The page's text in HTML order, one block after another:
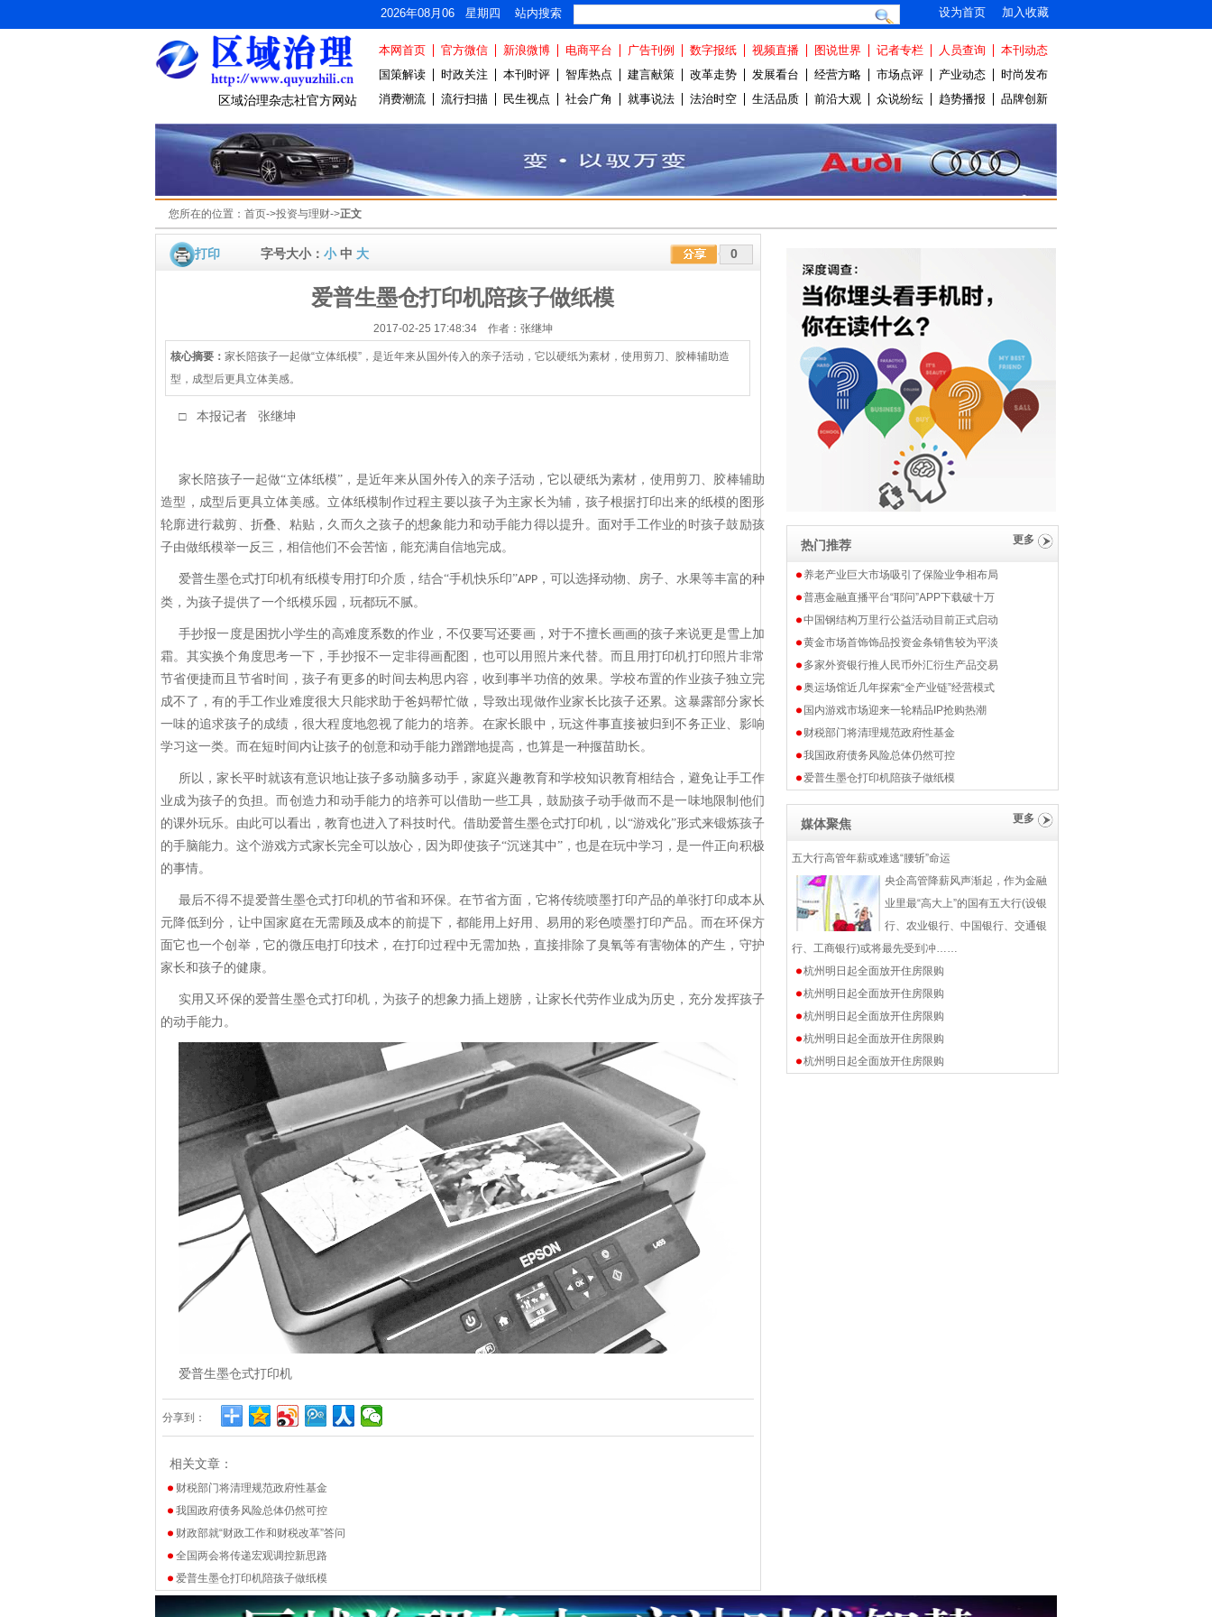
2026年08月06 星期四 站内搜索 加入收藏
设为首页
区域治理杂志社官方网站
本网首页 官方微信 新浪微博 电商平台 广告刊例 数字报纸 视频直播 图说世界 记者专栏 人员查询
本刊动态
国策解读
时政关注 本刊时评 智库热点 建言献策 改革走势 发展看台 经营方略 市场点评 产业动态
时尚发布
消费潮流
流行扫描 民生视点 社会广角 就事说法 法治时空 生活品质 前沿大观 众说纷纭 趋势播报 品牌创新
您所在的位置： 首页->投资与理财->正文
打印 字号大小： 小中 大 0
爱普生墨仓打印机陪孩子做纸模
2017-02-25 17:48:34 作者：张继坤
核心摘要： 家长陪孩子一起做“立体纸模”，是近年来从国外传入的亲子活动，它以硬纸为素材，使用剪刀、胶棒辅助造
型，成型后更具立体美感。
□ 本报记者 张继坤
家长陪孩子一起做“立体纸模”，是近年来从国外传入的亲子活动，它以硬纸为素材，使用剪刀、胶棒辅助
造型，成型后更具立体美感。立体纸模制作过程主要以孩子为主家长为辅，孩子根据打印出来的纸模的图形
轮廓进行裁剪、折叠、粘贴，久而久之孩子的想象能力和动手能力得以提升。面对手工作业的时孩子鼓励孩
子由做纸模举一反三，相信他们不会苦恼，能充满自信地完成。
爱普生墨仓式打印机有纸模专用打印介质，结合“手机快乐印”APP ，可以选择动物、房子、水果等丰富的种
类，为孩子提供了一个纸模乐园，玩都玩不腻。
手抄报一度是困扰小学生的高难度系数的作业，不仅要写还要画，对于不擅长画画的孩子来说更是雪上加
霜。其实换个角度思考一下，手抄报不一定非得画配图，也可以用照片来代替。而且用打印机打印照片非常
节省便捷而且节省时间，孩子有更多的时间去构思内容，收到事半功倍的效果。学校布置的作业孩子独立完
成不了，有的手工作业难度很大只能求助于爸妈帮忙做，导致出现做作业家长比孩子还累。这暴露部分家长
一味的追求孩子的成绩，很大程度地忽视了能力的培养。在家长眼中，玩这件事直接被归到不务正业、影响
学习这一类。而在短时间内让孩子的创意和动手能力蹭蹭地提高，也算是一种揠苗助长。
所以，家长平时就该有意识地让孩子多动脑多动手，家庭兴趣教育和学校知识教育相结合，避免让手工作
业成为孩子的负担。而创造力和动手能力的培养可以借助一些工具，鼓励孩子动手做而不是一味地限制他们
的课外玩乐。由此可以看出，教育也进入了科技时代。借助爱普生墨仓式打印机，以“游戏化”形式来锻炼孩子
的手脑能力。这个游戏方式家长完全可以放心，因为即使孩子“沉迷其中”，也是在玩中学习，是一件正向积极
的事情。
最后不得不提爱普生墨仓式打印机的节省和环保。在节省方面，它将传统喷墨打印产品的单张打印成本从
元降低到分，让中国家庭在无需顾及成本的前提下，都能用上好用、易用的彩色喷墨打印产品。而在环保方
面它也一个创举，它的微压电打印技术，在打印过程中无需加热，直接排除了臭氧等有害物体的产生，守护
家长和孩子的健康。
实用又环保的爱普生墨仓式打印机，为孩子的想象力插上翅膀，让家长代劳作业成为历史，充分发挥孩子
的动手能力。
爱普生墨仓式打印机
分享到：
相关文章：
财税部门将清理规范政府性基金
我国政府债务风险总体仍然可控
财政部就“财政工作和财税改革”答问
全国两会将传递宏观调控新思路
爱普生墨仓打印机陪孩子做纸模
热门推荐 更多
养老产业巨大市场吸引了保险业争相布局
普惠金融直播平台“耶问”APP下载破十万
中国钢结构万里行公益活动目前正式启动
黄金市场首饰饰品投资金条销售较为平淡
多家外资银行推人民币外汇衍生产品交易
奥运场馆近几年探索“全产业链”经营模式
国内游戏市场迎来一轮精品IP抢购热潮
财税部门将清理规范政府性基金
我国政府债务风险总体仍然可控
爱普生墨仓打印机陪孩子做纸模
媒体聚焦 更多
五大行高管年薪或难逃“腰斩”命运
央企高管降薪风声渐起，作为金融
业里最“高大上”的国有五大行(设银
行、农业银行、中国银行、交通银
行、工商银行)或将最先受到冲……
杭州明日起全面放开住房限购
杭州明日起全面放开住房限购
杭州明日起全面放开住房限购
杭州明日起全面放开住房限购
杭州明日起全面放开住房限购